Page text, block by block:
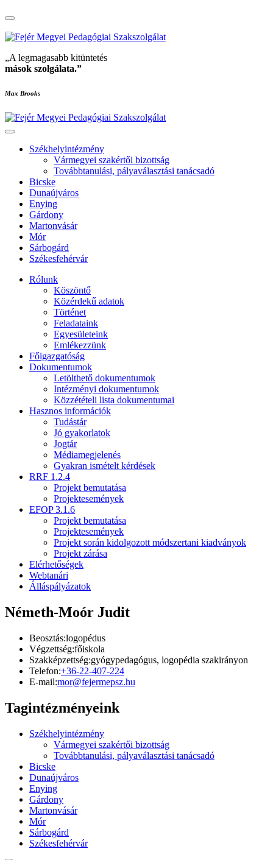
„A legmagasabb kitüntetés
mások szolgálata.”
Max Brooks
Székhelyintézmény
Vármegyei szakértői bizottság
Továbbtanulási, pályaválasztási tanácsadó
Bicske
Dunaújváros
Enying
Gárdony
Martonvásár
Mór
Sárbogárd
Székesfehérvár
Rólunk
Köszöntő
Közérdekű adatok
Történet
Feladataink
Egyesületeink
Emlékezzünk
Főigazgatóság
Dokumentumok
Letölthető dokumentumok
Intézményi dokumentumok
Közzétételi lista dokumentumai
Hasznos információk
Tudástár
Jó gyakorlatok
Jogtár
Médiamegjelenés
Gyakran ismételt kérdések
RRF 1.2.4
Projekt bemutatása
Projektesemények
EFOP 3.1.6
Projekt bemutatása
Projektesemények
Projekt során kidolgozott módszertani kiadványok
Projekt zárása
Elérhetőségek
Webtanári
Álláspályázatok
Németh-Moór Judit
Beosztás:logopédus
Végzettség:főiskola
Szakképzettség:gyógypedagógus, logopédia szakirányon
Telefon:+36-22-407-224
E-mail:mor@fejermepsz.hu
Tagintézményeink
Székhelyintézmény
Vármegyei szakértői bizottság
Továbbtanulási, pályaválasztási tanácsadó
Bicske
Dunaújváros
Enying
Gárdony
Martonvásár
Mór
Sárbogárd
Székesfehérvár